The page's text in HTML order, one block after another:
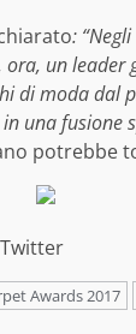
:
ora, un
di moda dal
una fusione
potrebbe
Awards 2017